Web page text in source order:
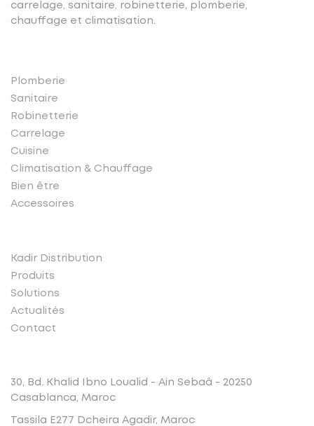
carrelage, sanitaire, robinetterie, plomberie,
chauffage et climatisation.
Plomberie
Sanitaire
Robinetterie
Carrelage
Cuisine
Climatisation & Chauffage
Bien être
Accessoires
Kadir Distribution
Produits
Solutions
Actualités
Contact
30, Bd. Khalid Ibno Loualid - Ain Sebaâ - 20250
Casablanca, Maroc
Tassila E277 Dcheira Agadir, Maroc